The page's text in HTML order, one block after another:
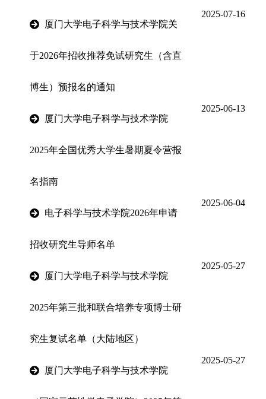
厦门大学电子科学与技术学院关
于2026年招收推荐免试研究生（含直
博生）预报名的通知
2025-07-16
厦门大学电子科学与技术学院
2025年全国优秀大学生暑期夏令营报
名指南
2025-06-13
电子科学与技术学院2026年申请
招收研究生导师名单
2025-06-04
厦门大学电子科学与技术学院
2025年第三批和联合培养专项博士研
究生复试名单（大陆地区）
2025-05-27
厦门大学电子科学与技术学院
2025-05-27